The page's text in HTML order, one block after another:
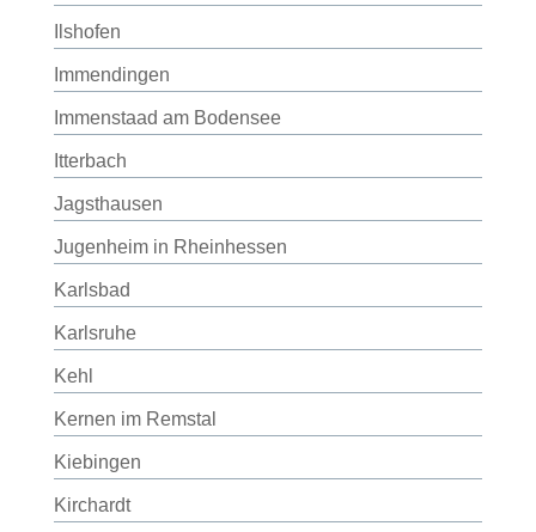
Ilshofen
Immendingen
Immenstaad am Bodensee
Itterbach
Jagsthausen
Jugenheim in Rheinhessen
Karlsbad
Karlsruhe
Kehl
Kernen im Remstal
Kiebingen
Kirchardt